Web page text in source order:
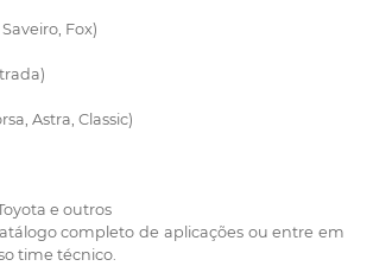
Fox)
Astra, Classic)
e outros
completo de aplicações ou entre em
time técnico.